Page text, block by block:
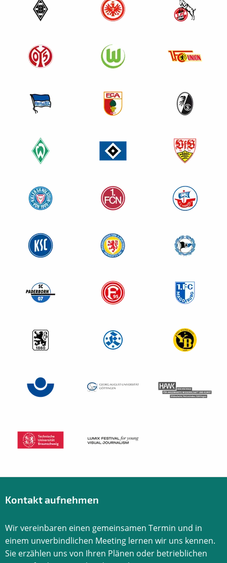
Kontakt aufnehmen
Wir vereinbaren einen gemeinsamen Termin und in
einem unverbindlichen Meeting lernen wir uns kennen.
Sie erzählen uns von Ihren Plänen oder betrieblichen